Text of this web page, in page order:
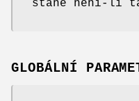
stane není-li
GLOBÁLNÍ